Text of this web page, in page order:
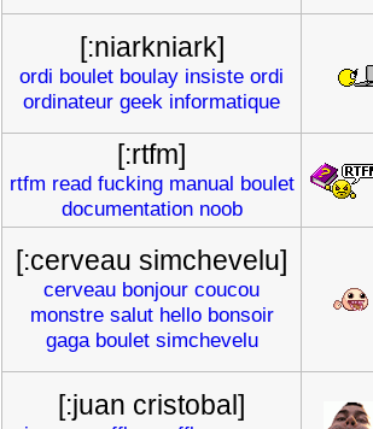
[:niarkniark]
ordi boulet boulay insiste ordi
ordinateur geek informatique
[:rtfm]
rtfm read fucking manual boulet
documentation noob
[:cerveau simchevelu]
cerveau bonjour coucou
monstre salut hello bonsoir
gaga boulet simchevelu
[:juan cristobal]